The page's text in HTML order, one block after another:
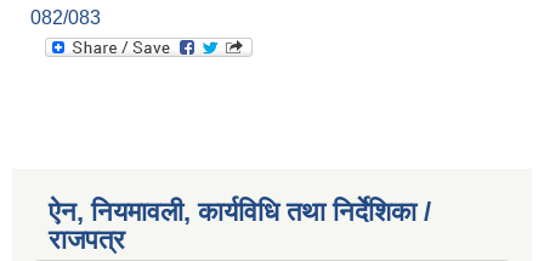
082/083
ऐन, नियमावली, कार्यविधि तथा निर्देशिका /
राजपत्र